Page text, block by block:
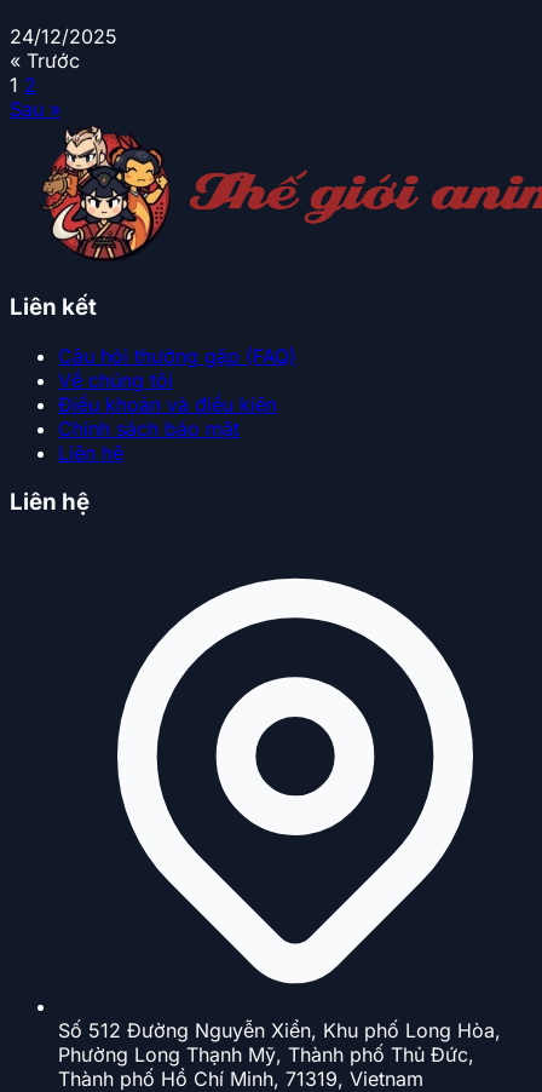
24/12/2025
« Trước
1 2
Sau »
Liên kết
Câu hỏi thường gặp (FAQ)
Về chúng tôi
Điều khoản và điều kiện
Chính sách bảo mật
Liên hệ
Liên hệ
Số 512 Đường Nguyễn Xiển, Khu phố Long Hòa,
Phường Long Thạnh Mỹ, Thành phố Thủ Đức,
Thành phố Hồ Chí Minh, 71319, Vietnam